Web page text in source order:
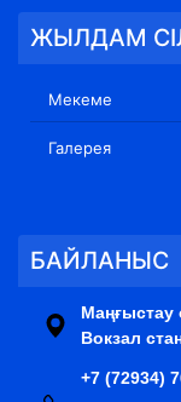
ЖЫЛДАМ
Мекеме
Галерея
БАЙЛАНЫС
Вокзал
+7 (72934)